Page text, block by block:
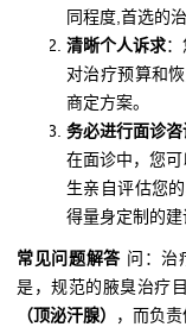
同程度,首选的
清晰个人诉求
对治疗预算和
商定方案。
务必进行面诊咨
在面诊中，您
生亲自评估您
得量身定制的建
常见问题解答 问：治
是，规范的腋臭治疗
（顶泌汗腺）
，而负